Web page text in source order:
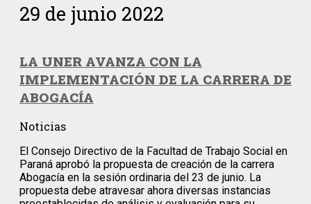
29 de junio 2022
LA UNER AVANZA CON LA
IMPLEMENTACIÓN DE LA CARRERA DE
ABOGACÍA
Noticias
El Consejo Directivo de la Facultad de Trabajo Social en
Paraná aprobó la propuesta de creación de la carrera
Abogacía en la sesión ordinaria del 23 de junio. La
propuesta debe atravesar ahora diversas instancias